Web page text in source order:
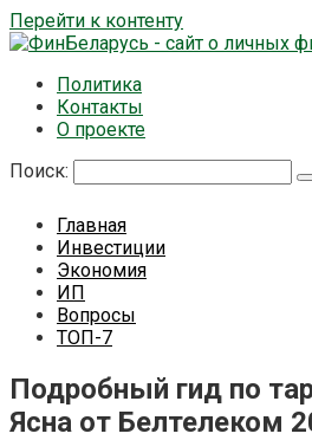
Перейти к контенту
Политика
Контакты
О проекте
Поиск:
Главная
Инвестиции
Экономия
ИП
Вопросы
ТОП-7
Подробный гид по
Ясна от Белтелеком